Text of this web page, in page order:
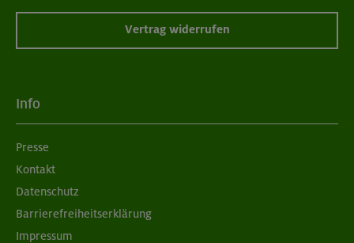
Vertrag widerrufen
Info
Presse
Kontakt
Datenschutz
Barrierefreiheitserklärung
Impressum